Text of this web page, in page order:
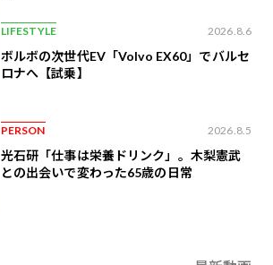
LIFESTYLE 2026.8.6
ボルボの次世代EV「Volvo EX60」でバルセ
ロナへ【試乗】
PERSON 2026.8.5
光石研「仕事は栄養ドリンク」。木梨憲武
との出会いで変わった65歳の日常